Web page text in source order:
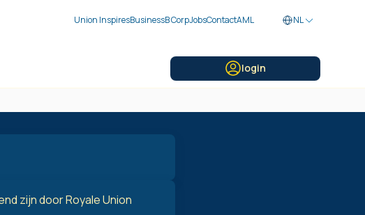
Union InspiresBusinessB CorpJobsContactAML NL
login
zijn door Royale Union